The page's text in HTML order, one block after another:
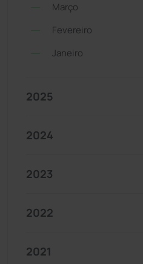
Março
Fevereiro
Janeiro
2025
2024
2023
2022
2021